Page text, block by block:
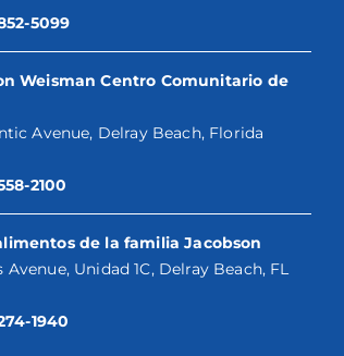
5099
Weisman Centro Comunitario de
Avenue, Delray Beach, Florida
2100
de la familia Jacobson
Avenue, Unidad 1C, Delray Beach, FL
1940